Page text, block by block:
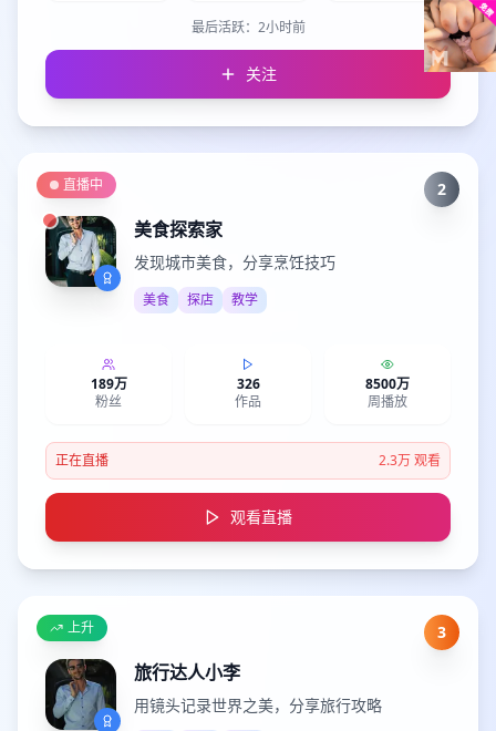
最后活跃： 2小时前
关注
2
直播中
美食探索家
发现城市美食，分享烹饪技巧
美食 探店 教学
189万
粉丝
326
作品
8500万
周播放
正在直播 2.3万观看
观看直播
3
上升
旅行达人小李
用镜头记录世界之美，分享旅行攻略